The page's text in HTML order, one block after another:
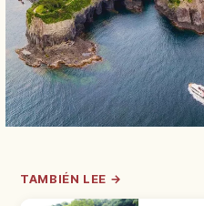
TAMBIÉN LEE →